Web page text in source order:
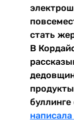
стать
В
написала